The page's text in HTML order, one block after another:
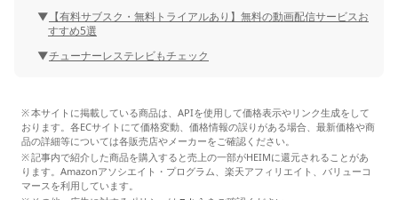
【有料サブスク・無料トライアルあり】無料の動画配信サービスお
すすめ5選
チューナーレステレビもチェック
本サイトに掲載している商品は、APIを使用して価格表示やリンク生成をして
おります。各ECサイトにて価格変動、価格情報の誤りがある場合、最新価格や商
品の詳細等については各販売店やメーカーをご確認ください。
記事内で紹介した商品を購入すると売上の一部がHEIMに還元されることがあ
ります。Amazonアソシエイト・プログラム、楽天アフィリエイト、バリューコ
マースを利用しています。